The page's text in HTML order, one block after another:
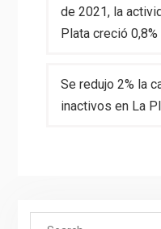
entradas
de 2021, la
Plata creció 0,8%
Se redujo 2% la
inactivos en La